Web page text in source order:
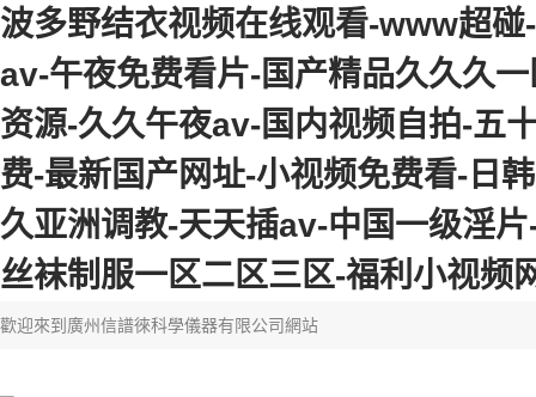
波多野结衣视频在线观看-www超
av-午夜免费看片-国产精品久久久
资源-久久午夜av-国内视频自拍-五
费-最新国产网址-小视频免费看-日
久亚洲调教-天天插av-中国一级淫
丝袜制服一区二区三区-福利小视频
歡迎來到 廣州信譜徠科學儀器有限公司網站